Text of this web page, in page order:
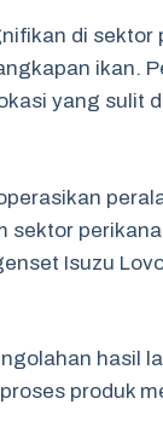
di
ikan.
yang sulit
sektor
Isuzu
hasil
produk